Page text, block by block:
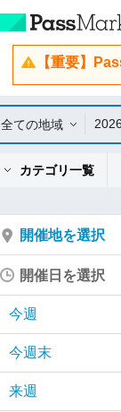
【重要】
全ての地域
カテゴリ一覧
開催地を選択
開催日を選択
今週
今週末
来週